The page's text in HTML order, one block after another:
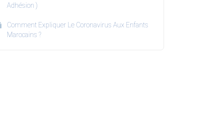
Adhésion )
Comment Expliquer Le Coronavirus Aux Enfants
Marocains ?